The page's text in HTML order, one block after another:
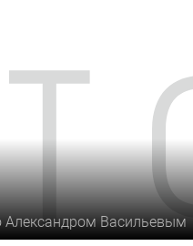
Александром Васильевым